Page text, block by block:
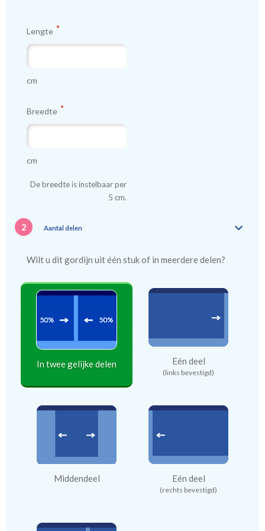
Lengte
cm
Breedte
cm
De breedte is instelbaar per
5 cm.
2 Aantal delen
Wilt u dit gordijn uit één stuk of in meerdere delen?
In twee gelijke delen Eén deel
(links bevestigd)
Middendeel Eén deel
(rechts bevestigd)